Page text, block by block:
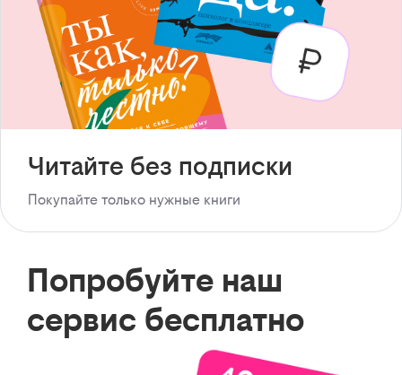
Читайте без подписки
Покупайте только нужные книги
Попробуйте наш
сервис бесплатно